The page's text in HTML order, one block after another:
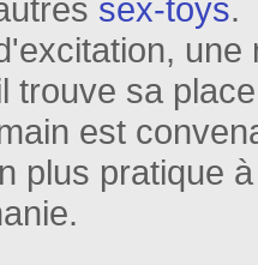
sex-toys.
une
trouve sa
est
plus pratique